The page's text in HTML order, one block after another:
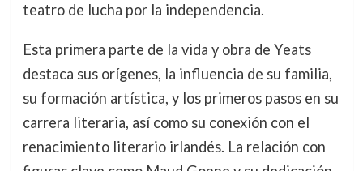
teatro de lucha por la independencia.
Esta primera parte de la vida y obra de Yeats
destaca sus orígenes, la influencia de su familia,
su formación artística, y los primeros pasos en su
carrera literaria, así como su conexión con el
renacimiento literario irlandés. La relación con